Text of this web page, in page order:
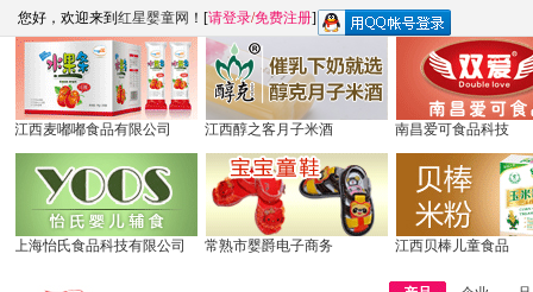
您好，欢迎来到 红星婴童网 ！[请登录/免费注册]
江西麦嘟嘟食品有限公司 江西醇之客月子米酒 南昌爱可食品科技
上海怡氏食品科技有限公司 常熟市婴爵电子商务 江西贝棒儿童食品